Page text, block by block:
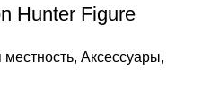
Hunter Figure
, Аксессуары,